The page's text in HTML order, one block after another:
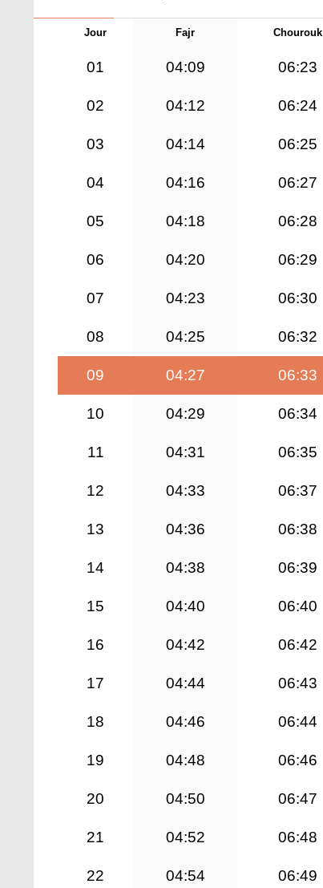
Jour Fajr Chourouk
01 04:09 06:23
02 04:12 06:24
03 04:14 06:25
04 04:16 06:27
05 04:18 06:28
06 04:20 06:29
07 04:23 06:30
08 04:25 06:32
09 04:27 06:33
10 04:29 06:34
11 04:31 06:35
12 04:33 06:37
13 04:36 06:38
14 04:38 06:39
15 04:40 06:40
16 04:42 06:42
17 04:44 06:43
18 04:46 06:44
19 04:48 06:46
20 04:50 06:47
21 04:52 06:48
22 04:54 06:49